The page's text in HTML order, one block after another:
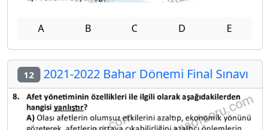
A B C D E
12 2021-2022 Bahar Dönemi Final Sınavı